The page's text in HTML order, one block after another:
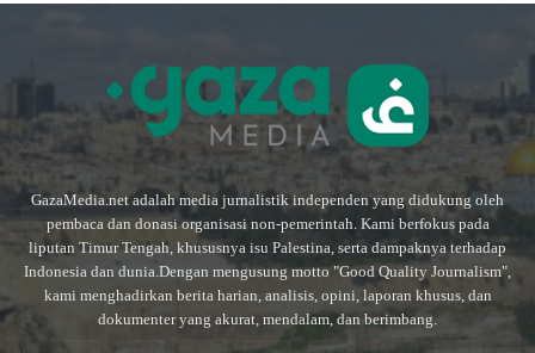
GazaMedia.net adalah media jurnalistik independen yang didukung oleh
pembaca dan donasi organisasi non-pemerintah. Kami berfokus pada
liputan Timur Tengah, khususnya isu Palestina, serta dampaknya terhadap
Indonesia dan dunia.Dengan mengusung motto "Good Quality Journalism",
kami menghadirkan berita harian, analisis, opini, laporan khusus, dan
dokumenter yang akurat, mendalam, dan berimbang.